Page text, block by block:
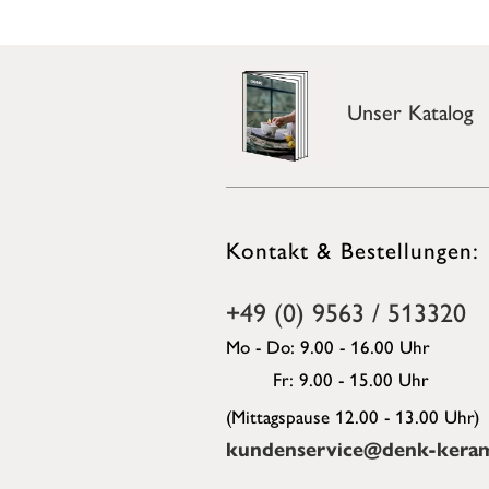
Unser Katalog
Kontakt & Bestellungen:
+49 (0) 9563 / 513320
Mo - Do: 9.00 - 16.00 Uhr
Fr: 9.00 - 15.00 Uhr
(Mittagspause 12.00 - 13.00 Uhr)
kundenservice@denk-